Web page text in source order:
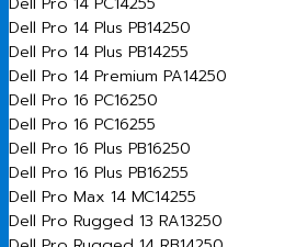
Dell Pro 14 Plus PB14250
Dell Pro 14 Plus PB14255
Dell Pro 14 Premium PA14250
Dell Pro 16 PC16250
Dell Pro 16 PC16255
Dell Pro 16 Plus PB16250
Dell Pro 16 Plus PB16255
Dell Pro Max 14 MC14255
Dell Pro Rugged 13 RA13250